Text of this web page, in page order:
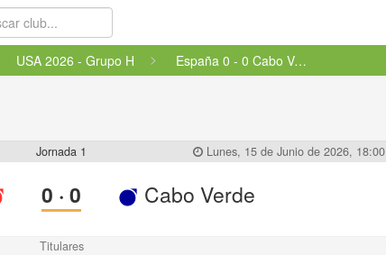
USA 2026 - Grupo H España 0 - 0 Cabo Verde
Jornada 1 Lunes, 15 de Junio de 2026, 18:00
0 · 0 Cabo Verde
Titulares